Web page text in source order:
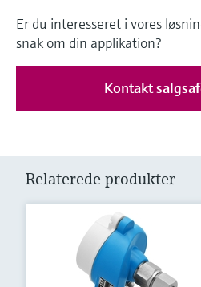
Er du interesseret i vores
snak om din applikation?
Kontakt
Relaterede produkter